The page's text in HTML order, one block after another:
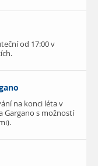
od 17:00 v
na konci léta v
s možností